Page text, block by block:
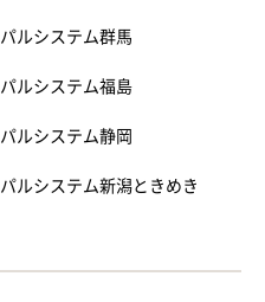
パルシステム群馬
パルシステム福島
パルシステム静岡
パルシステム新潟ときめき